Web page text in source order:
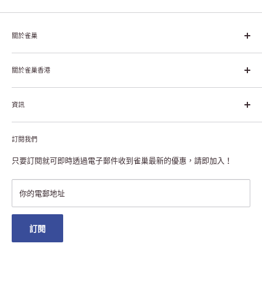
關於雀巢
雀巢集團起源於1866年的瑞士，目前是全球領先的「營養、健康、
幸福生活」企業。雀巢的目標是「我們充分發掘食品的力量，提升
關於雀巢香港
關於雀巢香港
雀巢香港創造共享價值
聯絡我們
私隱聲明
註冊NESCAFÉ® Dolce Gusto®咖啡機
資訊
付款及送貨
退貨或更換
常見問題
雀巢會員獎賞
澳門地區送貨
訂閱我們
只要訂閱就可即時透過電子郵件收到雀巢最新的優惠，請即加入！
你的電郵地址
訂閱